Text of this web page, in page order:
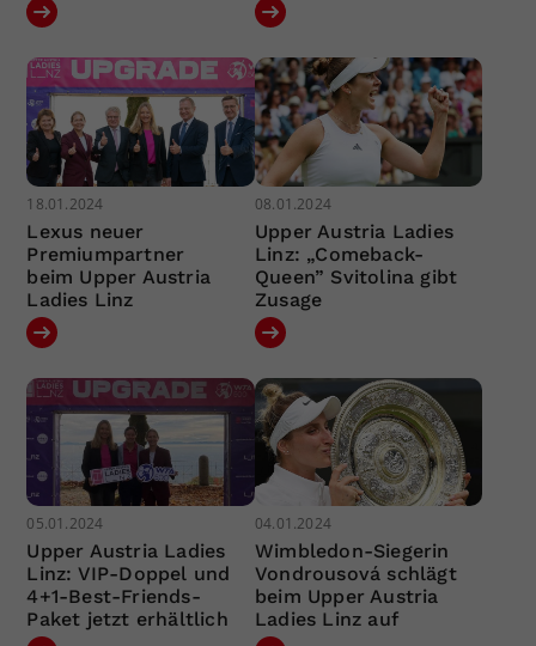
18.01.2024
Lexus neuer
Premiumpartner
beim Upper Austria
Ladies Linz
08.01.2024
Upper Austria Ladies
Linz: „Comeback-
Queen” Svitolina gibt
Zusage
05.01.2024
Upper Austria Ladies
Linz: VIP-Doppel und
4+1-Best-Friends-
Paket jetzt erhältlich
04.01.2024
Wimbledon-Siegerin
Vondrousová schlägt
beim Upper Austria
Ladies Linz auf